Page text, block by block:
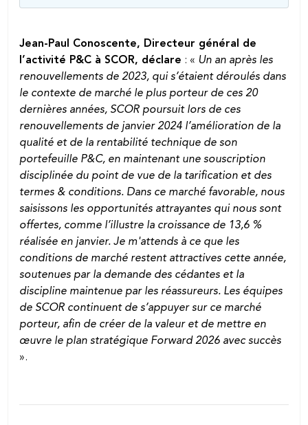
Jean-Paul Conoscente, Directeur général de
l’activité P&C à SCOR, déclare : « Un an après les
renouvellements de 2023, qui s’étaient déroulés dans
le contexte de marché le plus porteur de ces 20
dernières années, SCOR poursuit lors de ces
renouvellements de janvier 2024 l’amélioration de la
qualité et de la rentabilité technique de son
portefeuille P&C, en maintenant une souscription
disciplinée du point de vue de la tarification et des
termes & conditions. Dans ce marché favorable, nous
saisissons les opportunités attrayantes qui nous sont
offertes, comme l’illustre la croissance de 13,6 %
réalisée en janvier. Je m'attends à ce que les
conditions de marché restent attractives cette année,
soutenues par la demande des cédantes et la
discipline maintenue par les réassureurs. Les équipes
de SCOR continuent de s’appuyer sur ce marché
porteur, afin de créer de la valeur et de mettre en
œuvre le plan stratégique Forward 2026 avec succès
».